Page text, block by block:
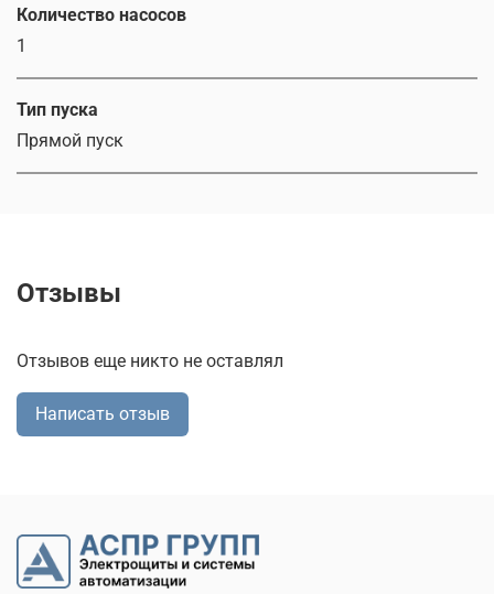
Количество насосов
1
Тип пуска
Прямой пуск
Отзывы
Отзывов еще никто не оставлял
Написать отзыв